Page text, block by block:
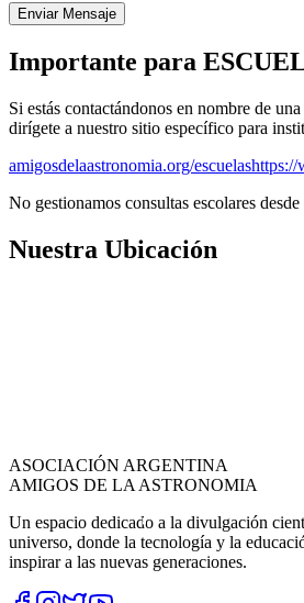
Enviar Mensaje
Importante para
Si estás contactándonos en nombre de
dirígete a nuestro sitio específico para
amigosdelaastronomia.org/escuelashttps://
No gestionamos consultas escolares
Nuestra Ubicación
ASOCIACIÓN ARGENTINA
AMIGOS DE LA ASTRONOMIA
Un espacio dedicado a la divulgación
universo, donde la tecnología y la
inspirar a las nuevas generaciones.